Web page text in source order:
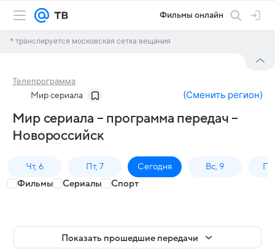
Фильмы онлайн
* транслируется московская сетка вещания
Телепрограмма
Мир сериала (Сменить регион)
Мир сериала – программа передач –
Новороссийск
Чт, 6 Пт, 7 Сегодня Вс, 9
Фильмы Сериалы Спорт
Показать прошедшие передачи